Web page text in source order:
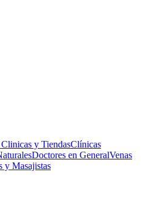
y TiendasClínicas
Doctores en GeneralVenas
y Masajistas